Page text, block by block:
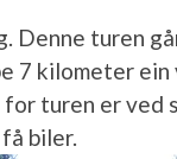
Denne turen
7 kilometer
turen er ved
biler.